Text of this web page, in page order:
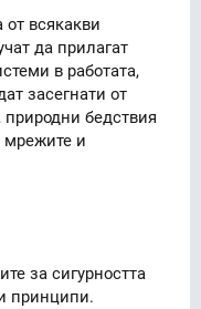
всякакви
да прилагат
в работата,
засегнати от
природни бедствия
мрежите и
за сигурността
принципи.